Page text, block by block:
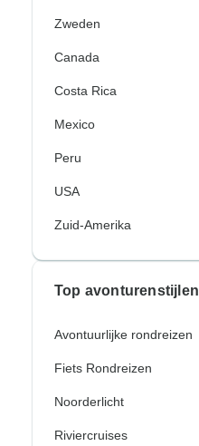
Zweden
Canada
Costa Rica
Mexico
Peru
USA
Zuid-Amerika
Top avonturenstijlen
Avontuurlijke rondreizen
Fiets Rondreizen
Noorderlicht
Riviercruises